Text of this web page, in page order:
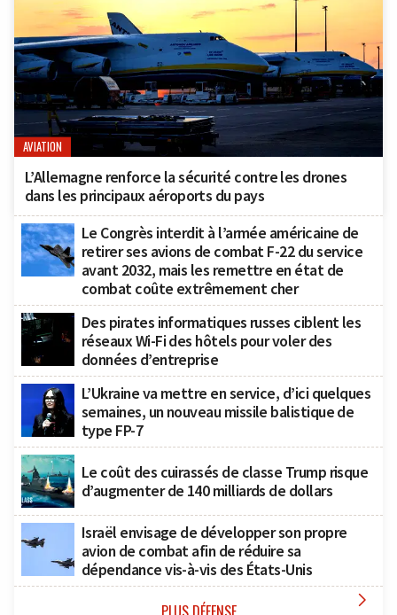
AVIATION
L’Allemagne renforce la sécurité contre les drones
dans les principaux aéroports du pays
Le Congrès interdit à l’armée américaine de
retirer ses avions de combat F-22 du service
avant 2032, mais les remettre en état de
combat coûte extrêmement cher
Des pirates informatiques russes ciblent les
réseaux Wi-Fi des hôtels pour voler des
données d’entreprise
L’Ukraine va mettre en service, d’ici quelques
semaines, un nouveau missile balistique de
type FP-7
Le coût des cuirassés de classe Trump risque
d’augmenter de 140 milliards de dollars
Israël envisage de développer son propre
avion de combat afin de réduire sa
dépendance vis-à-vis des États-Unis
